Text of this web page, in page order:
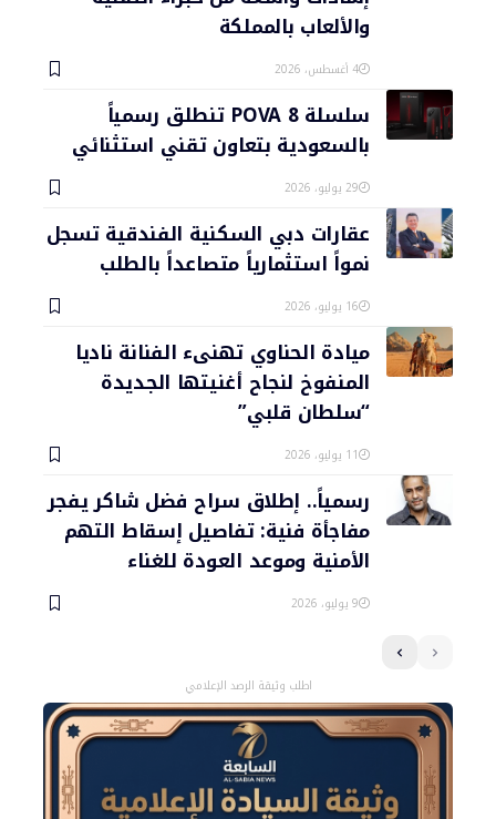
والألعاب بالمملكة
4 أغسطس، 2026
سلسلة POVA 8 تنطلق رسمياً
بالسعودية بتعاون تقني استثنائي
29 يوليو، 2026
عقارات دبي السكنية الفندقية تسجل
نمواً استثمارياً متصاعداً بالطلب
16 يوليو، 2026
ميادة الحناوي تهنىء الفنانة ناديا
المنفوخ لنجاح أغنيتها الجديدة
“سلطان قلبي”
11 يوليو، 2026
رسمياً.. إطلاق سراح فضل شاكر يفجر
مفاجأة فنية: تفاصيل إسقاط التهم
الأمنية وموعد العودة للغناء
9 يوليو، 2026
اطلب وثيقة الرصد الإعلامي